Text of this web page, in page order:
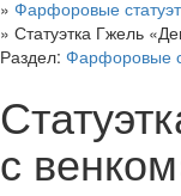
» Фарфоровые
» Статуэтка Гжель
Раздел: Фарфоровые
с